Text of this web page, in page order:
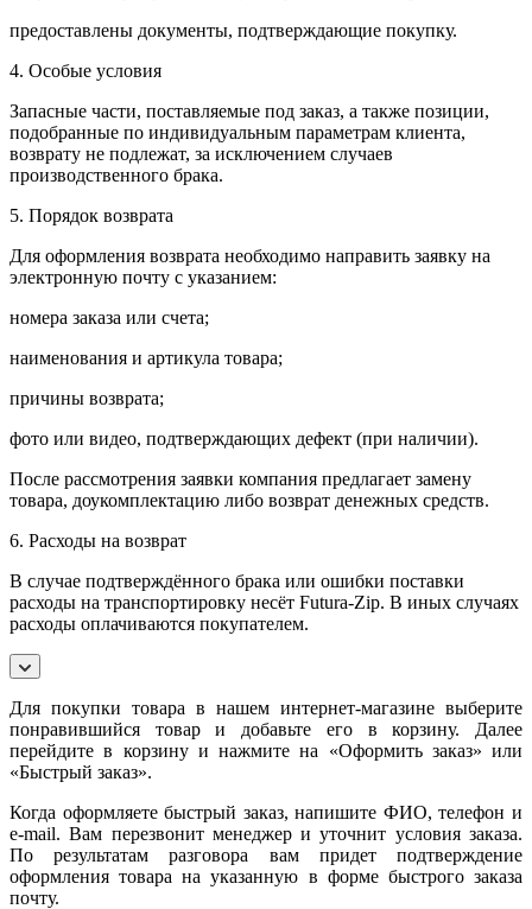
предоставлены документы, подтверждающие покупку.
4. Особые условия
Запасные части, поставляемые под заказ, а также позиции,
подобранные по индивидуальным параметрам клиента,
возврату не подлежат, за исключением случаев
производственного брака.
5. Порядок возврата
Для оформления возврата необходимо направить заявку на
электронную почту с указанием:
номера заказа или счета;
наименования и артикула товара;
причины возврата;
фото или видео, подтверждающих дефект (при наличии).
После рассмотрения заявки компания предлагает замену
товара, доукомплектацию либо возврат денежных средств.
6. Расходы на возврат
В случае подтверждённого брака или ошибки поставки
расходы на транспортировку несёт Futura-Zip. В иных случаях
расходы оплачиваются покупателем.
Для покупки товара в нашем интернет-магазине выберите
понравившийся товар и добавьте его в корзину. Далее
перейдите в корзину и нажмите на «Оформить заказ» или
«Быстрый заказ».
Когда оформляете быстрый заказ, напишите ФИО, телефон и
e-mail. Вам перезвонит менеджер и уточнит условия заказа.
По результатам разговора вам придет подтверждение
оформления товара на указанную в форме быстрого заказа
почту.